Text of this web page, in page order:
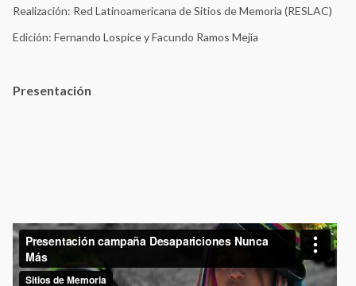
Realización: Red Latinoamericana de Sitios de Memoria (RESLAC)
Edición: Fernando Lospice y Facundo Ramos Mejía
Presentación